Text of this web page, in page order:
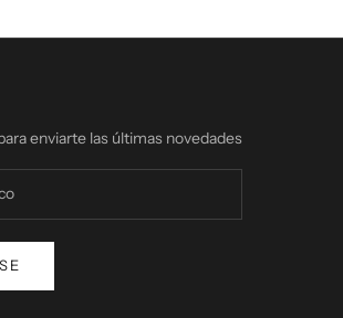
enviarte las últimas novedades